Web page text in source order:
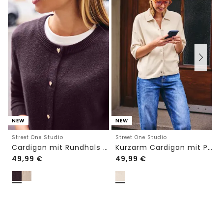
NEW
Street One Studio
Cardigan mit Rundhals und Knöpfen
49,99 €
NEW
Street One Studio
Kurzarm Cardigan mit Polokragen
49,99 €